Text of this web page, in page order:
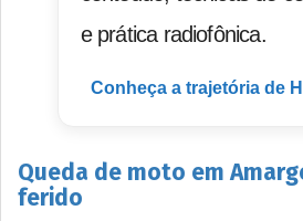
e prática radiofônica.
Conheça a trajetória de
Queda de moto em
ferido